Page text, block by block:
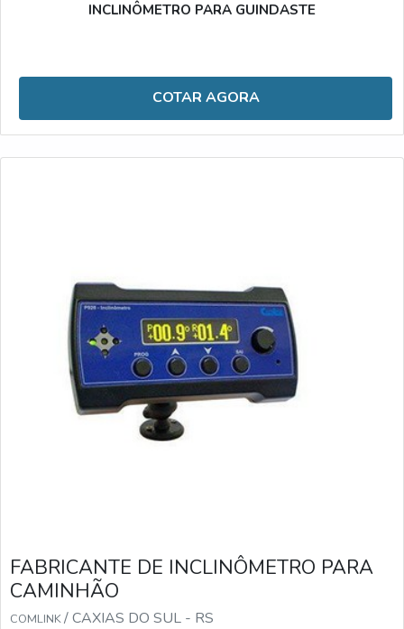
INCLINÔMETRO PARA GUINDASTE
COTAR AGORA
FABRICANTE DE INCLINÔMETRO PARA
CAMINHÃO
COMLINK/ CAXIAS DO SUL - RS